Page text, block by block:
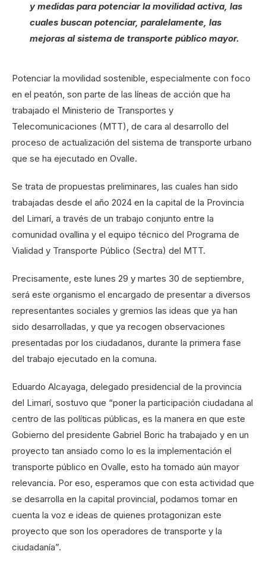
y medidas para potenciar la movilidad activa, las
cuales buscan potenciar, paralelamente, las
mejoras al sistema de transporte público mayor.
Potenciar la movilidad sostenible, especialmente con foco
en el peatón, son parte de las líneas de acción que ha
trabajado el Ministerio de Transportes y
Telecomunicaciones (MTT), de cara al desarrollo del
proceso de actualización del sistema de transporte urbano
que se ha ejecutado en Ovalle.
Se trata de propuestas preliminares, las cuales han sido
trabajadas desde el año 2024 en la capital de la Provincia
del Limarí, a través de un trabajo conjunto entre la
comunidad ovallina y el equipo técnico del Programa de
Vialidad y Transporte Público (Sectra) del MTT.
Precisamente, este lunes 29 y martes 30 de septiembre,
será este organismo el encargado de presentar a diversos
representantes sociales y gremios las ideas que ya han
sido desarrolladas, y que ya recogen observaciones
presentadas por los ciudadanos, durante la primera fase
del trabajo ejecutado en la comuna.
Eduardo Alcayaga, delegado presidencial de la provincia
del Limarí, sostuvo que “poner la participación ciudadana al
centro de las políticas públicas, es la manera en que este
Gobierno del presidente Gabriel Boric ha trabajado y en un
proyecto tan ansiado como lo es la implementación el
transporte público en Ovalle, esto ha tomado aún mayor
relevancia. Por eso, esperamos que con esta actividad que
se desarrolla en la capital provincial, podamos tomar en
cuenta la voz e ideas de quienes protagonizan este
proyecto que son los operadores de transporte y la
ciudadanía”.